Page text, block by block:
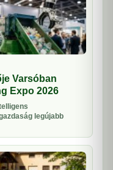
Varsóban
Expo 2026
legújabb